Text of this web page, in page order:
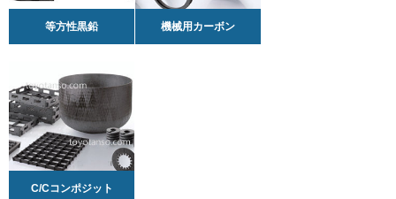
等方性黒鉛 機械用カーボン
C/Cコンポジット